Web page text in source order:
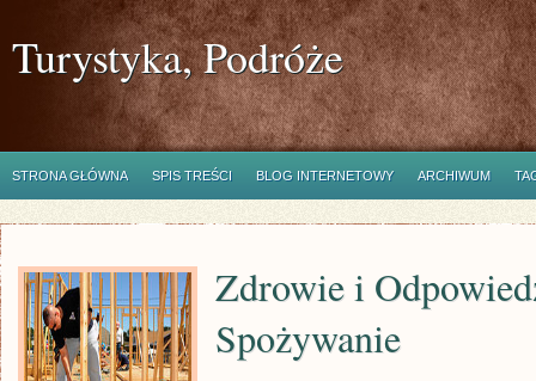
Turystyka, Podróże
STRONA GŁÓWNA SPIS TREŚCI BLOG INTERNETOWY ARCHIWUM
Zdrowie i
Spożywanie